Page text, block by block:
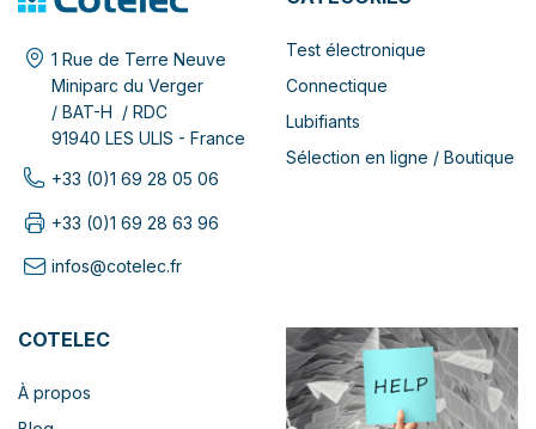
1 Rue de Terre Neuve
Miniparc du Verger
/ BAT-H / RDC
91940 LES ULIS - France
+33 (0)1 69 28 05 06
+33 (0)1 69 28 63 96
infos@cotelec.fr
Test électronique
Connectique
Lubifiants
Sélection en ligne / Boutique
COTELEC
À propos